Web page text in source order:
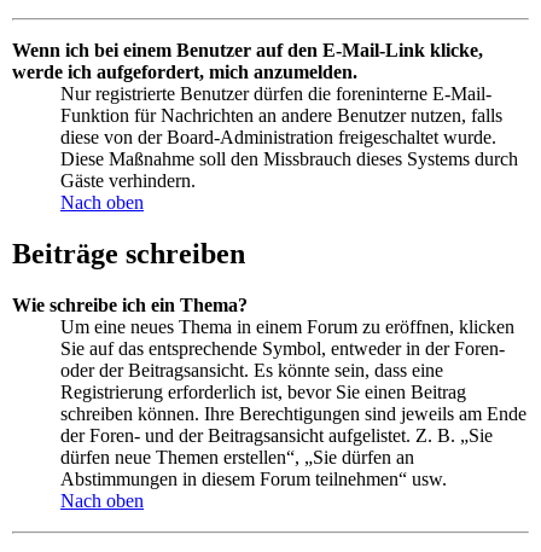
Wenn ich bei einem Benutzer auf den E-Mail-Link klicke,
werde ich aufgefordert, mich anzumelden.
Nur registrierte Benutzer dürfen die foreninterne E-Mail-
Funktion für Nachrichten an andere Benutzer nutzen, falls
diese von der Board-Administration freigeschaltet wurde.
Diese Maßnahme soll den Missbrauch dieses Systems durch
Gäste verhindern.
Nach oben
Beiträge schreiben
Wie schreibe ich ein Thema?
Um eine neues Thema in einem Forum zu eröffnen, klicken
Sie auf das entsprechende Symbol, entweder in der Foren-
oder der Beitragsansicht. Es könnte sein, dass eine
Registrierung erforderlich ist, bevor Sie einen Beitrag
schreiben können. Ihre Berechtigungen sind jeweils am Ende
der Foren- und der Beitragsansicht aufgelistet. Z. B. „Sie
dürfen neue Themen erstellen“, „Sie dürfen an
Abstimmungen in diesem Forum teilnehmen“ usw.
Nach oben